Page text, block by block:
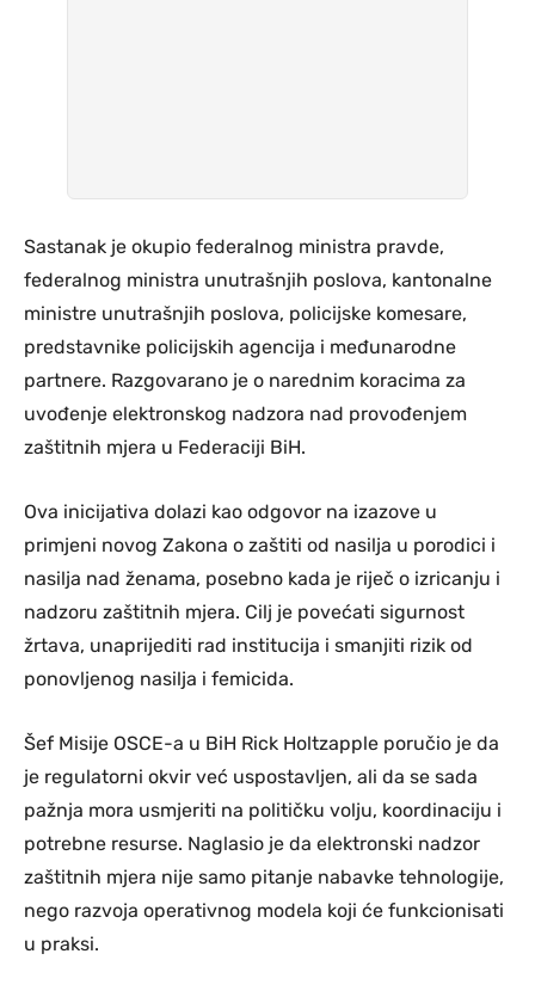
Sastanak je okupio federalnog ministra pravde,
federalnog ministra unutrašnjih poslova, kantonalne
ministre unutrašnjih poslova, policijske komesare,
predstavnike policijskih agencija i međunarodne
partnere. Razgovarano je o narednim koracima za
uvođenje elektronskog nadzora nad provođenjem
zaštitnih mjera u Federaciji BiH.
Ova inicijativa dolazi kao odgovor na izazove u
primjeni novog Zakona o zaštiti od nasilja u porodici i
nasilja nad ženama, posebno kada je riječ o izricanju i
nadzoru zaštitnih mjera. Cilj je povećati sigurnost
žrtava, unaprijediti rad institucija i smanjiti rizik od
ponovljenog nasilja i femicida.
Šef Misije OSCE-a u BiH Rick Holtzapple poručio je da
je regulatorni okvir već uspostavljen, ali da se sada
pažnja mora usmjeriti na političku volju, koordinaciju i
potrebne resurse. Naglasio je da elektronski nadzor
zaštitnih mjera nije samo pitanje nabavke tehnologije,
nego razvoja operativnog modela koji će funkcionisati
u praksi.